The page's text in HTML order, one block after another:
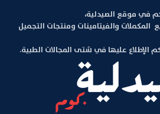
في موقع الصيدلية،
والفيتامينات ومنتجات التجميل
الإطلاع عليها في شتى المجالات الطبية.